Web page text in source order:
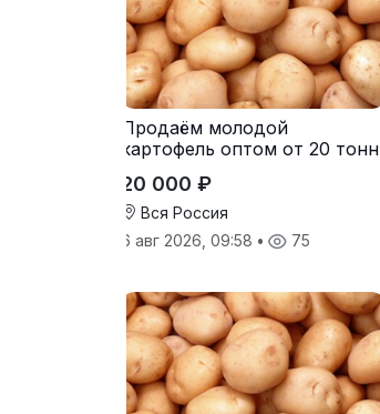
Продаём молодой
картофель оптом от 20 тонн
20 000 ₽
Вся Россия
6 авг 2026, 09:58 • 75